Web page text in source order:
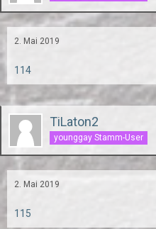
2. Mai 2019
114
TiLaton2
younggay Stamm-User
2. Mai 2019
115